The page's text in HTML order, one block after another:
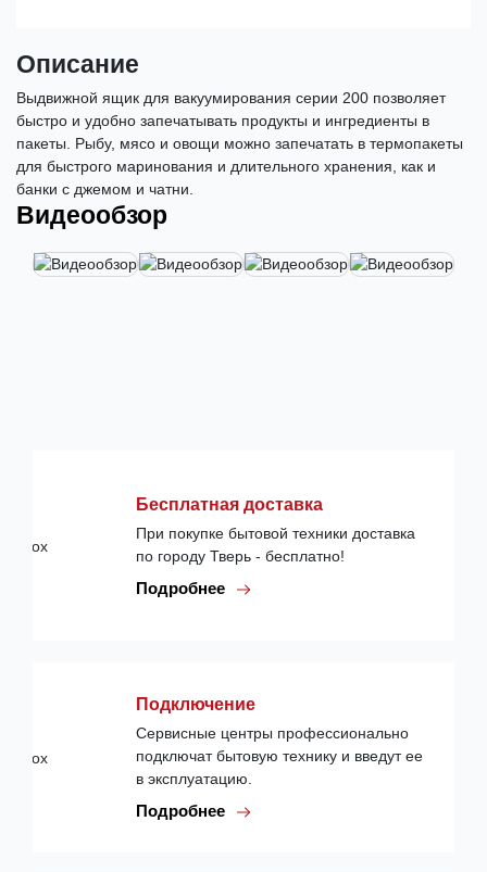
Описание
Выдвижной ящик для вакуумирования серии 200 позволяет
быстро и удобно запечатывать продукты и ингредиенты в
пакеты. Рыбу, мясо и овощи можно запечатать в термопакеты
для быстрого маринования и длительного хранения, как и
банки с джемом и чатни.
Видеообзор
Бесплатная доставка
При покупке бытовой техники доставка
по городу Тверь - бесплатно!
Подробнее
Подключение
Сервисные центры профессионально
подключат бытовую технику и введут ее
в эксплуатацию.
Подробнее